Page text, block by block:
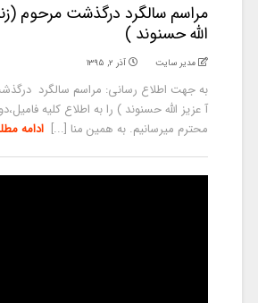
مراسم سالگرد درگذشت مرحوم
الله حسنوند )
مدیر سایت آذر ۲, ۱۳۹۵
به جهت اطلاع رسانی: مراسم سالگرد
آ عزیز الله حسنوند ) را به اطلاع کلیه
محترم میرسانیم. به همین منا [...] ادامه